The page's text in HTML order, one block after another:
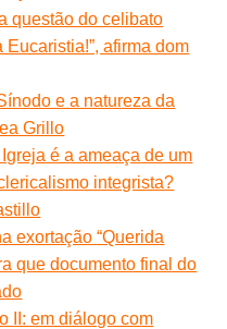
questão do celibato
afirma dom
e a natureza da
Grillo
é a ameaça de um
integrista?
exortação “Querida
que documento final do
II: em diálogo com